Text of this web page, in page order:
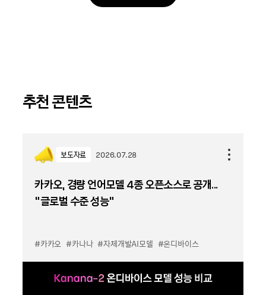
추천 콘텐츠
보도자료 2026.07.28
카카오, 경량 언어모델 4종 오픈소스로 공개...
“글로벌 수준 성능”
#카카오 #카나나 #자체개발AI모델 #온디바이스